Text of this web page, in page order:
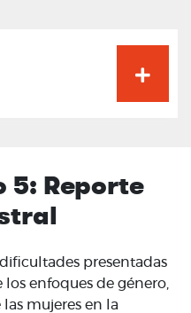
5: Reporte
dificultades presentadas
enfoques de género,
mujeres en la